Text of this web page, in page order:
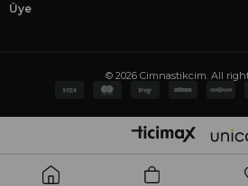
Üye
© 2026 Cimnastikcim. All